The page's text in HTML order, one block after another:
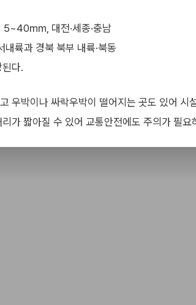
5~40㎜, 대전·세종·충남
륙과 경북 북부 내륙·북동
다.
우박이나 싸락우박이 떨어지는 곳도 있어 시
가 짧아질 수 있어 교통안전에도 주의가 필요